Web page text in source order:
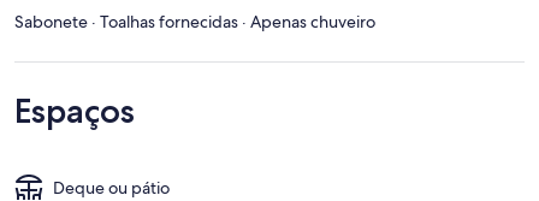
Sabonete · Toalhas fornecidas · Apenas chuveiro
Espaços
Deque ou pátio